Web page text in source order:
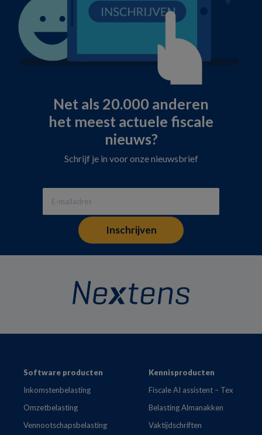
Net als 20.000 anderen
het meest actuele fiscale
nieuws?
Schrijf je in voor onze nieuwsbrief
FooterSoftware producten
Inkomstenbelasting
Omzetbelasting
Vennootschapsbelasting
Kennisproducten
Fiscale AI assistent – Tex
Belasting Almanakken
Vaktijdschriften